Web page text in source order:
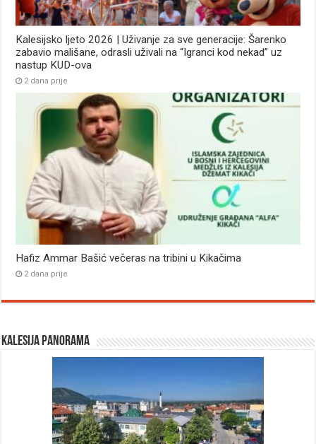
Kalesijsko ljeto 2026 | Uživanje za sve generacije: Šarenko
zabavio mališane, odrasli uživali na “Igranci kod nekad” uz
nastup KUD-ova
2 dana prije
Hafiz Ammar Bašić večeras na tribini u Kikačima
2 dana prije
Kalesija panorama